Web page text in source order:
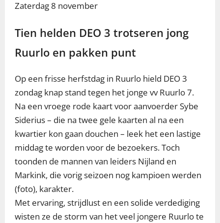
Zaterdag 8 november
Tien helden DEO 3 trotseren jong
Ruurlo en pakken punt
Op een frisse herfstdag in Ruurlo hield DEO 3
zondag knap stand tegen het jonge vv Ruurlo 7.
Na een vroege rode kaart voor aanvoerder Sybe
Siderius – die na twee gele kaarten al na een
kwartier kon gaan douchen – leek het een lastige
middag te worden voor de bezoekers. Toch
toonden de mannen van leiders Nijland en
Markink, die vorig seizoen nog kampioen werden
(foto), karakter.
Met ervaring, strijdlust en een solide verdediging
wisten ze de storm van het veel jongere Ruurlo te